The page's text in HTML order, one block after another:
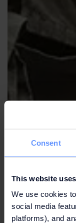
Consent
This website
We use cookies
social media
platforms), and